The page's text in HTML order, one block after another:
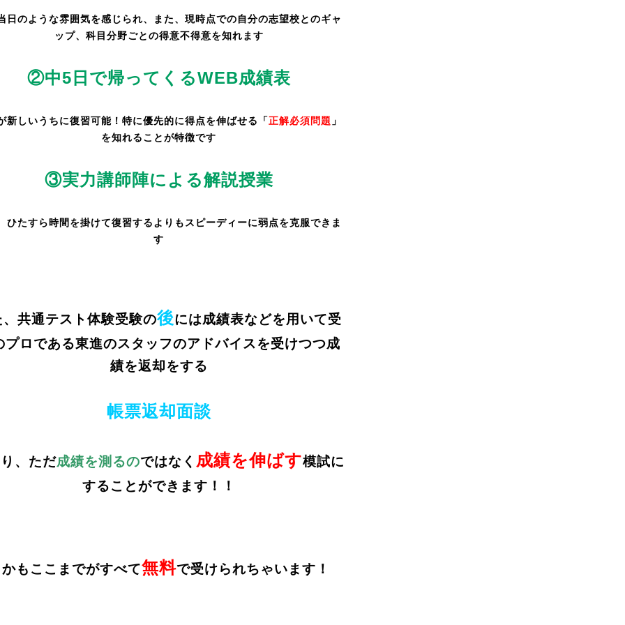
日のような雰囲気を感じられ、また、現時点での自分の志望校とのギャ
ップ、科目分野ごとの得意不得意を知れます
②中5日で帰ってくるWEB成績表
新しいうちに復習可能！特に優先的に得点を伸ばせる「正解必須問題 」
を知れることが特徴です
③実力講師陣による解説授業
ひたすら時間を掛けて復習するよりもスピーディーに弱点を克服できま
す
共通テスト体験受験の後には成績表などを用いて受
プロである東進のスタッフのアドバイスを受けつつ成
績を返却をする
帳票返却面談
、ただ成績を測るのではなく 成績を伸ばす模試に
することができます！！
もここまでがすべて無料で受けられちゃいます！